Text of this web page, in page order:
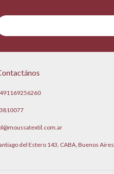
del Estero 143, CABA, Buenos Aires